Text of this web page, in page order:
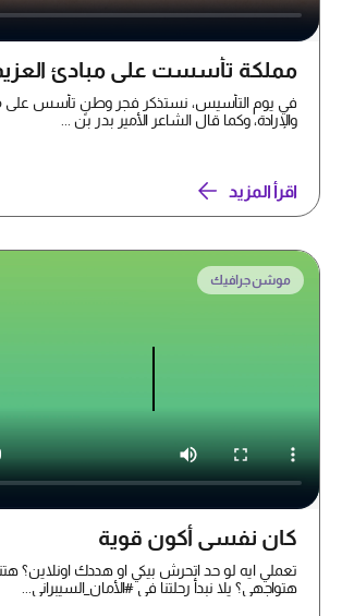
مملكة تأسست على مبادئ
في يوم التأسيس، نستذكر فجر وطنٍ تأسس على
والإرادة، وكما قال الشاعر الأمير بدر بن ...
اقرأ المزيد
موشن جرافيك
كان نفسي أكون قوية
تعملي ايه لو حد اتحرش بيكي او هددك اونلاين؟
هتواجهي؟ يلا نبدأ رحلتنا في #الأمان_السيبراني...